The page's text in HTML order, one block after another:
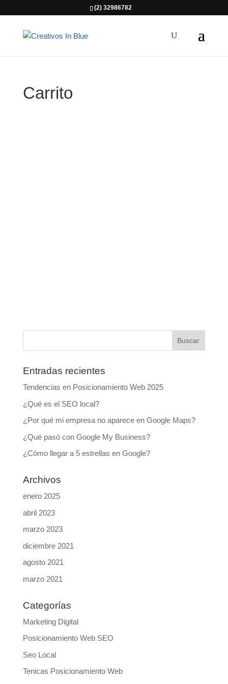
(2) 32986782
Carrito
Entradas recientes
Tendencias en Posicionamiento Web 2025
¿Qué es el SEO local?
¿Por qué mi empresa no aparece en Google Maps?
¿Qué pasó con Google My Business?
¿Cómo llegar a 5 estrellas en Google?
Archivos
enero 2025
abril 2023
marzo 2023
diciembre 2021
agosto 2021
marzo 2021
Categorías
Marketing Digital
Posicionamiento Web SEO
Seo Local
Tenicas Posicionamiento Web